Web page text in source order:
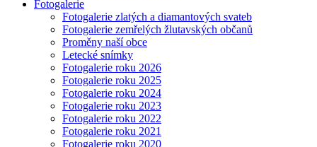
Fotogalerie
Fotogalerie zlatých a diamantových svateb
Fotogalerie zemřelých žlutavských občanů
Proměny naší obce
Letecké snímky
Fotogalerie roku 2026
Fotogalerie roku 2025
Fotogalerie roku 2024
Fotogalerie roku 2023
Fotogalerie roku 2022
Fotogalerie roku 2021
Fotogalerie roku 2020